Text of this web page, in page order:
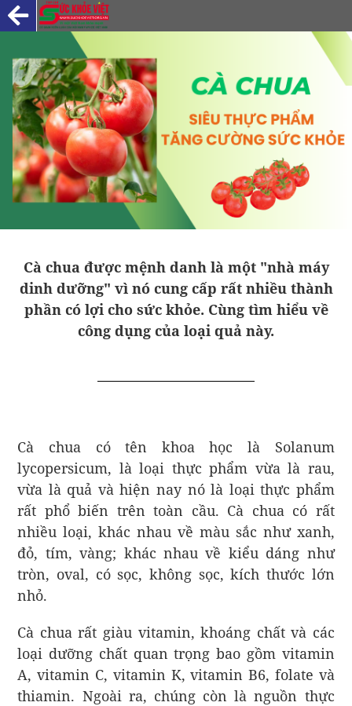
Cà chua được mệnh danh là một "nhà máy
dinh dưỡng" vì nó cung cấp rất nhiều thành
phần có lợi cho sức khỏe. Cùng tìm hiểu về
công dụng của loại quả này.
Cà chua có tên khoa học là Solanum
lycopersicum, là loại thực phẩm vừa là rau,
vừa là quả và hiện nay nó là loại thực phẩm
rất phổ biến trên toàn cầu. Cà chua có rất
nhiều loại, khác nhau về màu sắc như xanh,
đỏ, tím, vàng; khác nhau về kiểu dáng như
tròn, oval, có sọc, không sọc, kích thước lớn
nhỏ.
Cà chua rất giàu vitamin, khoáng chất và các
loại dưỡng chất quan trọng bao gồm vitamin
A, vitamin C, vitamin K, vitamin B6, folate và
thiamin. Ngoài ra, chúng còn là nguồn thực